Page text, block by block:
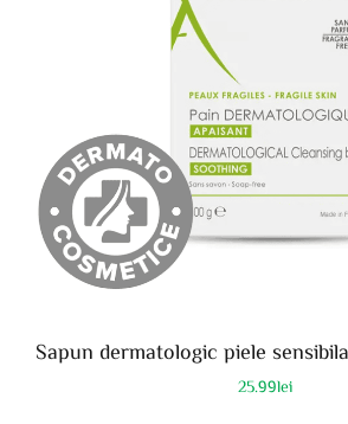
Sapun dermatologic piele
25.99lei